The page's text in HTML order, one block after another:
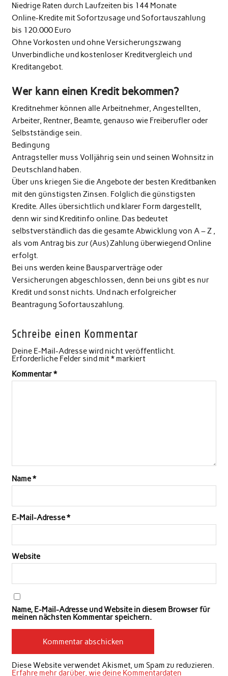
Niedrige Raten durch Laufzeiten bis 144 Monate
Online-Kredite mit Sofortzusage und Sofortauszahlung
bis 120.000 Euro
Ohne Vorkosten und ohne Versicherungszwang
Unverbindliche und kostenloser Kreditvergleich und
Kreditangebot.
Wer kann einen Kredit bekommen?
Kreditnehmer können alle Arbeitnehmer, Angestellten,
Arbeiter, Rentner, Beamte, genauso wie Freiberufler oder
Selbstständige sein.
Bedingung
Antragsteller muss Volljährig sein und seinen Wohnsitz in
Deutschland haben.
Über uns kriegen Sie die Angebote der besten Kreditbanken
mit den günstigsten Zinsen. Folglich die günstigsten
Kredite. Alles übersichtlich und klarer Form dargestellt,
denn wir sind Kreditinfo online. Das bedeutet
selbstverständlich das die gesamte Abwicklung von A – Z ,
als vom Antrag bis zur (Aus) Zahlung überwiegend Online
erfolgt.
Bei uns werden keine Bausparverträge oder
Versicherungen abgeschlossen, denn bei uns gibt es nur
Kredit und sonst nichts. Und nach erfolgreicher
Beantragung Sofortauszahlung.
Schreibe einen Kommentar
Deine E-Mail-Adresse wird nicht veröffentlicht.
Erforderliche Felder sind mit*markiert
Kommentar*
Name*
E-Mail-Adresse*
Website
Name, E-Mail-Adresse und Website in diesem Browser für
meinen nächsten Kommentar speichern.
Diese Website verwendet Akismet, um Spam zu reduzieren.
Erfahre mehr darüber, wie deine Kommentardaten